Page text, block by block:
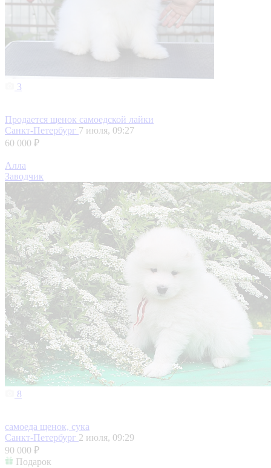
3
Продается щенок самоедской лайки
Санкт-Петербург 7 июля, 09:27
60 000 ₽
Алла
Заводчик
8
самоеда щенок, сука
Санкт-Петербург 2 июля, 09:29
90 000 ₽
Подарок